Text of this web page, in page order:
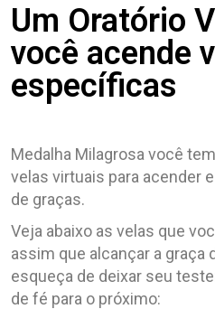
Um Oratório
você acende
específicas
Medalha Milagrosa você
velas virtuais para acender
de graças.
Veja abaixo as velas que
assim que alcançar a graça
esqueça de deixar seu
de fé para o próximo: